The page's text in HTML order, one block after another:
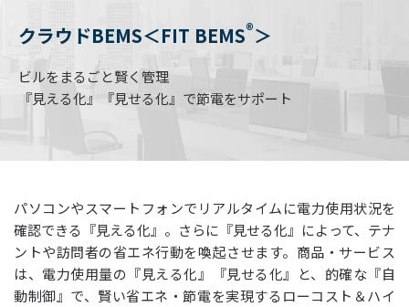
クラウドBEMS＜FIT BEMS®＞
ビルをまるごと賢く管理
『見える化』『見せる化』で節電をサポート
パソコンやスマートフォンでリアルタイムに電力使用状況を
確認できる『見える化』。さらに『見せる化』によって、テナ
ントや訪問者の省エネ行動を喚起させます。商品・サービス
は、電力使用量の『見える化』『見せる化』と、的確な『自
動制御』で、賢い省エネ・節電を実現するローコスト＆ハイ